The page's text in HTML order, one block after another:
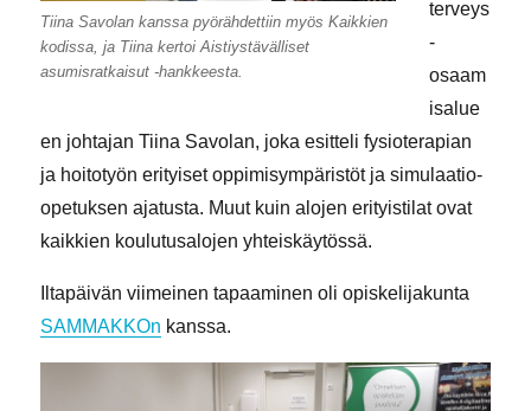
Tiina Savolan kanssa pyörähdettiin myös Kaikkien
kodissa, ja Tiina kertoi Aistiystävälliset
asumisratkaisut -hankkeesta.
terveys
-
osaam
isalue
en johtajan Tiina Savolan, joka esitteli fysioterapian
ja hoitotyön erityiset oppimisympäristöt ja simulaatio-
opetuksen ajatusta. Muut kuin alojen erityistilat ovat
kaikkien koulutusalojen yhteiskäytössä.
Iltapäivän viimeinen tapaaminen oli opiskelijakunta
SAMMAKKOn kanssa.